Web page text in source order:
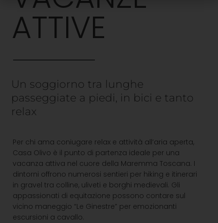
ATTIVE
Un soggiorno tra lunghe
passeggiate a piedi, in bici e tanto
relax
Per chi ama coniugare relax e attività all’aria aperta,
Casa Olivo è il punto di partenza ideale per una
vacanza attiva nel cuore della Maremma Toscana. I
dintorni offrono numerosi sentieri per hiking e itinerari
in gravel tra colline, uliveti e borghi medievali. Gli
appassionati di equitazione possono contare sul
vicino maneggio “Le Ginestre” per emozionanti
escursioni a cavallo.